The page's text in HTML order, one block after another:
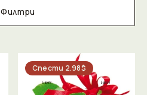
Филтри
Спести 2.98$